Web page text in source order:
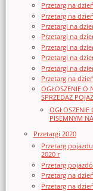
Przetarg na
Przetarg na
Przetargi na
Przetargi na
Przetargi na
Przetargi na
Przetargi na
Przetarg na
OGŁOSZENIE O
SPRZEDAŻ
OGŁOSZENIE
PISEMNYM
Przetargi 2020
Przetarg
2020 r
Przetarg
Przetarg na
Przetarg na